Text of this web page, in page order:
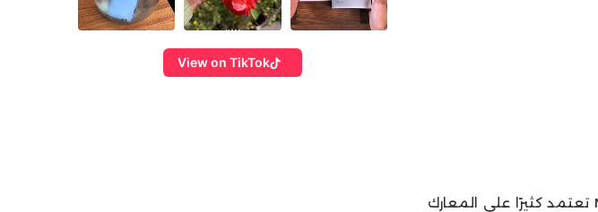
يعد اكتشاف أفضل الإعدادات للعبة جزءًا مهمًا من التجربة، نظرًا لأن Marvel Rivals تعتمد كثيرًا على المعارك
View on TikTok